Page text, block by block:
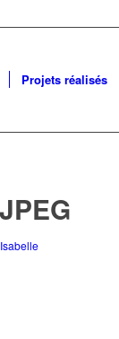
Projets réalisés
Isabelle